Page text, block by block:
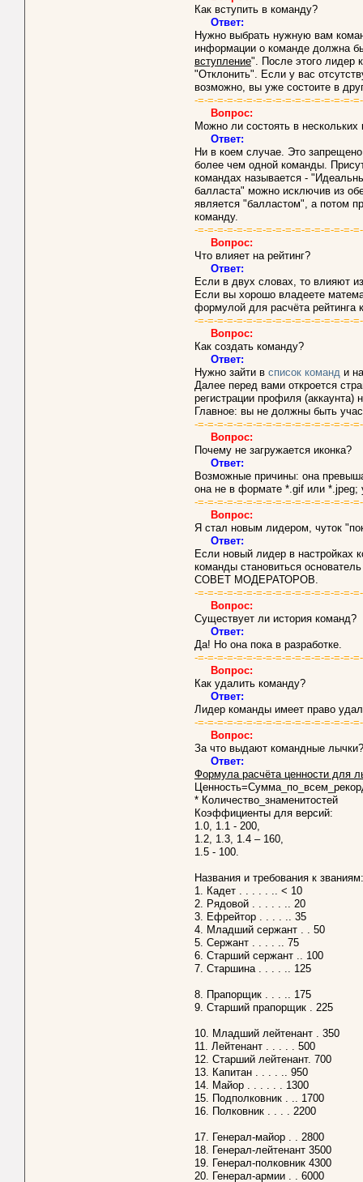
Как вступить в команду?
Ответ:
Нужно выбрать нужную вам
информации о команде должна
вступление". После этого лидер
"Отклонить". Если у вас
возможно, вы уже состоите в
-=-=-=-=-=-=-=-=-=-=-=-=-=-=-=-=-
Вопрос:
Можно ли состоять в нескольких
Ответ:
Ни в коем случае. Это
более чем одной команды.
командах называется -
балласта" можно исключив из
является "балластом", а потом
команду.
-=-=-=-=-=-=-=-=-=-=-=-=-=-=-=-=-
Вопрос:
Что влияет на рейтинг?
Ответ:
Если в двух словах, то влияют
Если вы хорошо владеете
формулой для расчёта рейтинга
-=-=-=-=-=-=-=-=-=-=-=-=-=-=-=-=-
Вопрос:
Как создать команду?
Ответ:
Нужно зайти в список команд и
Далее перед вами откроется
регистрации профиля
Главное: вы не должны быть
-=-=-=-=-=-=-=-=-=-=-=-=-=-=-=-=-
Вопрос:
Почему не загружается иконка?
Ответ:
Возможные причины: она
она не в формате *.gif или *.jpeg;
-=-=-=-=-=-=-=-=-=-=-=-=-=-=-=-=-
Вопрос:
Я стал новым лидером, чуток
Ответ:
Если новый лидер в настройках
команды становиться
СОВЕТ МОДЕРАТОРОВ.
-=-=-=-=-=-=-=-=-=-=-=-=-=-=-=-=-
Вопрос:
Существует ли история команд?
Ответ:
Да! Но она пока в разработке.
-=-=-=-=-=-=-=-=-=-=-=-=-=-=-=-=-
Вопрос:
Как удалить команду?
Ответ:
Лидер команды имеет право
-=-=-=-=-=-=-=-=-=-=-=-=-=-=-=-=-
Вопрос:
За что выдают командные лычки?
Ответ:
Формула расчёта ценности для
* Количество_знаменитостей
Коэффициенты для версий:
1.0, 1.1 - 200,
1.2, 1.3, 1.4 – 160,
1.5 - 100.
Названия и требования к званиям:
1. Кадет . . . . . .. < 10
2. Рядовой . . . . . .. 20
3. Ефрейтор . . . . .. 35
4. Младший сержант . . 50
5. Сержант . . . . .. 75
6. Старший сержант .. 100
7. Старшина . . . . .. 125
8. Прапорщик . . . .. 175
9. Старший прапорщик . 225
10. Младший лейтенант . 350
11. Лейтенант . . . . . 500
12. Старший лейтенант. 700
13. Капитан . . . . .. 950
14. Майор . . . . . . 1300
15. Подполковник . .. 1700
16. Полковник . . . . 2200
17. Генерал-майор . . 2800
18. Генерал-лейтенант 3500
19. Генерал-полковник 4300
20. Генерал-армии . . 6000